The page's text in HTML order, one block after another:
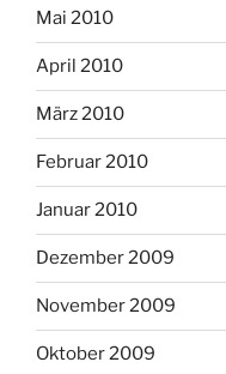
Mai 2010
April 2010
März 2010
Februar 2010
Januar 2010
Dezember 2009
November 2009
Oktober 2009